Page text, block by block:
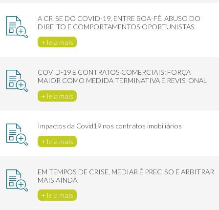
A CRISE DO COVID-19, ENTRE BOA-FÉ, ABUSO DO
DIREITO E COMPORTAMENTOS OPORTUNISTAS
+ leia mais
COVID-19 E CONTRATOS COMERCIAIS: FORÇA
MAIOR COMO MEDIDA TERMINATIVA E REVISIONAL
+ leia mais
Impactos da Covid19 nos contratos imobiliários
+ leia mais
EM TEMPOS DE CRISE, MEDIAR É PRECISO E ARBITRAR
MAIS AINDA.
+ leia mais